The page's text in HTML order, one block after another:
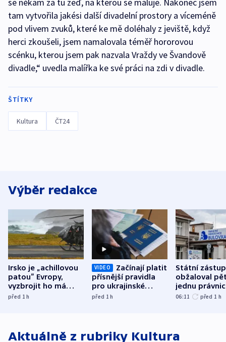
tam vytvořila jakési další divadelní prostory a víceméně
pod vlivem zvuků, které ke mě doléhaly z jeviště, když
herci zkoušeli, jsem namalovala téměř hororovou
scénku, kterou jsem pak nazvala Vraždy ve Švandově
divadle,“ uvedla malířka ke své práci na zdi v divadle.
ŠTÍTKY
Kultura ČT24
Výběr redakce
Irsko je „achillovou
patou“ Evropy,
vyzbrojit ho má
Francie
před 1h
VIDEO
Začínají platit
přísnější pravidla
pro ukrajinské
uprchlíky
před 1h
Státní
obžaloval
jednu
osobu v
06:11 před 1 h
Aktuálně z rubriky Kultura